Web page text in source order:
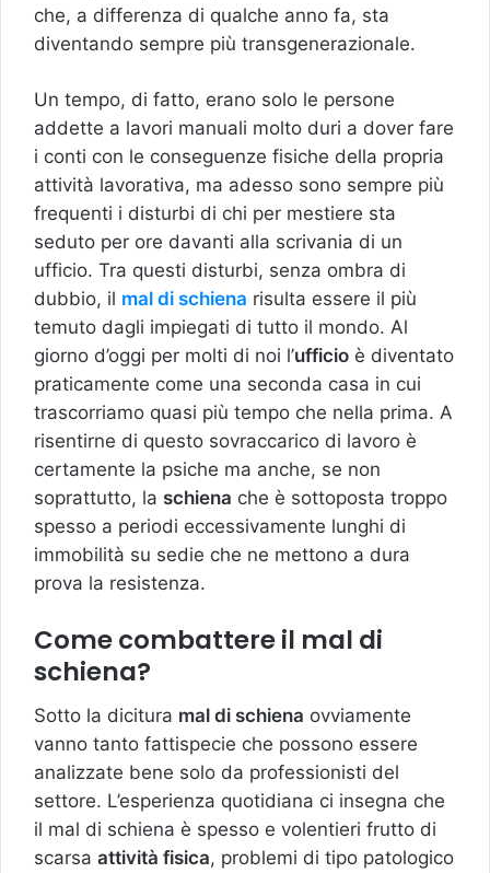
che, a differenza di qualche anno fa, sta
diventando sempre più transgenerazionale.
Un tempo, di fatto, erano solo le persone
addette a lavori manuali molto duri a dover fare
i conti con le conseguenze fisiche della propria
attività lavorativa, ma adesso sono sempre più
frequenti i disturbi di chi per mestiere sta
seduto per ore davanti alla scrivania di un
ufficio. Tra questi disturbi, senza ombra di
dubbio, il mal di schiena risulta essere il più
temuto dagli impiegati di tutto il mondo. Al
giorno d’oggi per molti di noi l’ufficio è diventato
praticamente come una seconda casa in cui
trascorriamo quasi più tempo che nella prima. A
risentirne di questo sovraccarico di lavoro è
certamente la psiche ma anche, se non
soprattutto, la schiena che è sottoposta troppo
spesso a periodi eccessivamente lunghi di
immobilità su sedie che ne mettono a dura
prova la resistenza.
Come combattere il mal di
schiena?
Sotto la dicitura mal di schiena ovviamente
vanno tanto fattispecie che possono essere
analizzate bene solo da professionisti del
settore. L’esperienza quotidiana ci insegna che
il mal di schiena è spesso e volentieri frutto di
scarsa attività fisica, problemi di tipo patologico